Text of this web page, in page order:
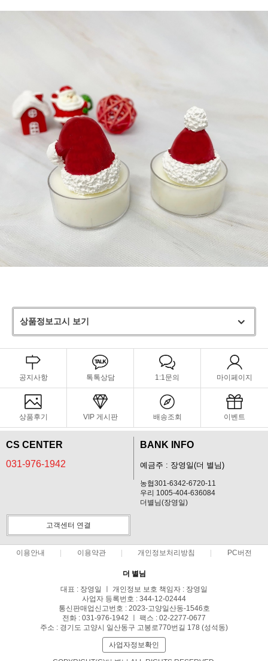
상품정보고시 보기
공지사항 톡톡상담 1:1문의 마이페이지
상품후기 VIP 게시판 배송조회 이벤트
CS CENTER
031-976-1942
BANK INFO
예금주 : 장영일(더 별님)
농협301-6342-6720-11
우리 1005-404-636084
더별님(장영일)
고객센터 연결
이용안내 이용약관 개인정보처리방침 PC버전
더 별님
대표 : 장영일 ㅣ 개인정보 보호 책임자 : 장영일
사업자 등록번호 : 344-12-02444
통신판매업신고번호 : 2023-고양일산동-1546호
전화 : 031-976-1942 ㅣ 팩스 : 02-2277-0677
주소 : 경기도 고양시 일산동구 고봉로770번길 178 (성석동)
사업자정보확인